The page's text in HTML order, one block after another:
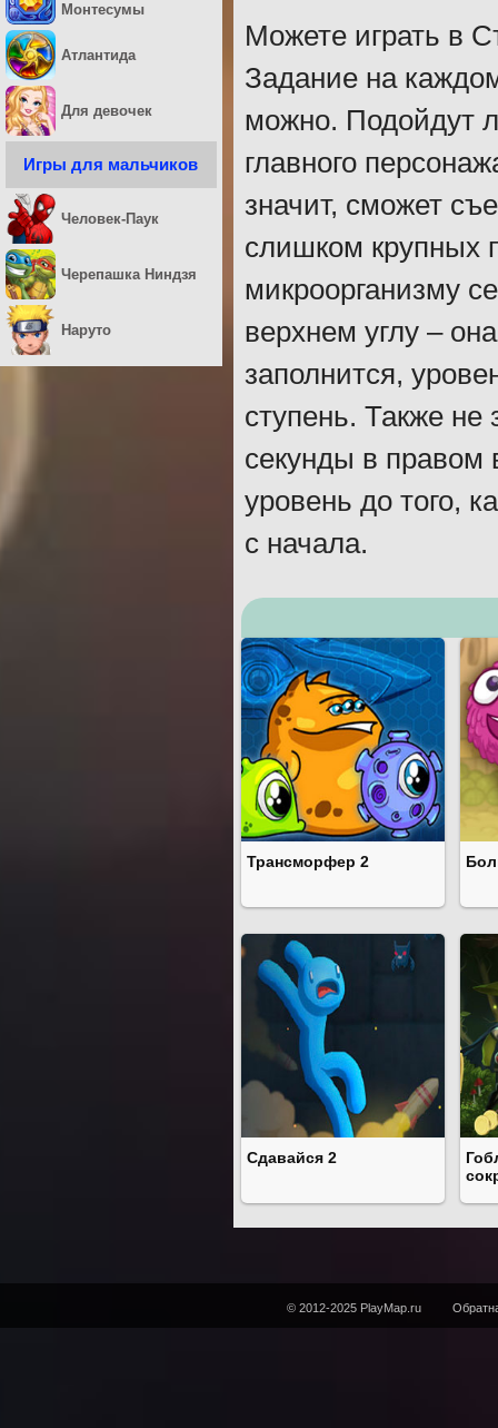
Можете играть в
Задание на
можно. Подойдут
главного
значит, сможет
слишком крупных
микроорганизму
верхнем углу –
заполнится,
ступень. Также
секунды в правом
уровень до того,
с начала.
Трансморфер 2
Сдавайся 2
Монтесумы
Атлантида
Для девочек
Игры для мальчиков
Человек-Паук
Черепашка Ниндзя
Наруто
© 2012-2025 PlayMap.ru